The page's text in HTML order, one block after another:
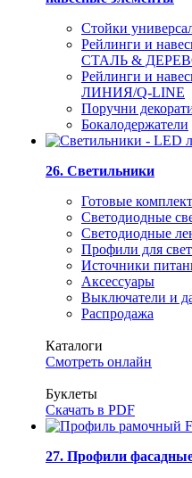
Стойки
Рейлинги и
СТАЛЬ &
Рейлинги и
ЛИНИЯ/Q-LINE
Поручни
Бокалодержатели
26. Светильники
Готовые
Светодиодные
Светодиодные
Профили для
Источники
Аксессуары
Выключатели и
Распродажа
Каталоги
Смотреть онлайн
Буклеты
Скачать в PDF
27. Профили